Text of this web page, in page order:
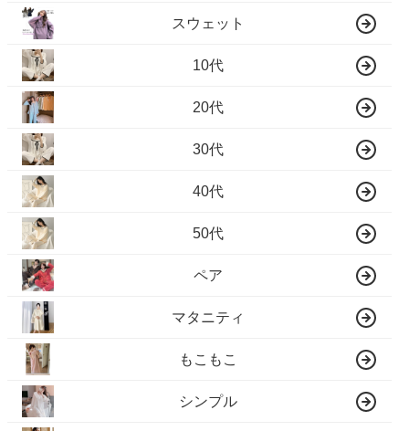
スウェット
10代
20代
30代
40代
50代
ペア
マタニティ
もこもこ
シンプル